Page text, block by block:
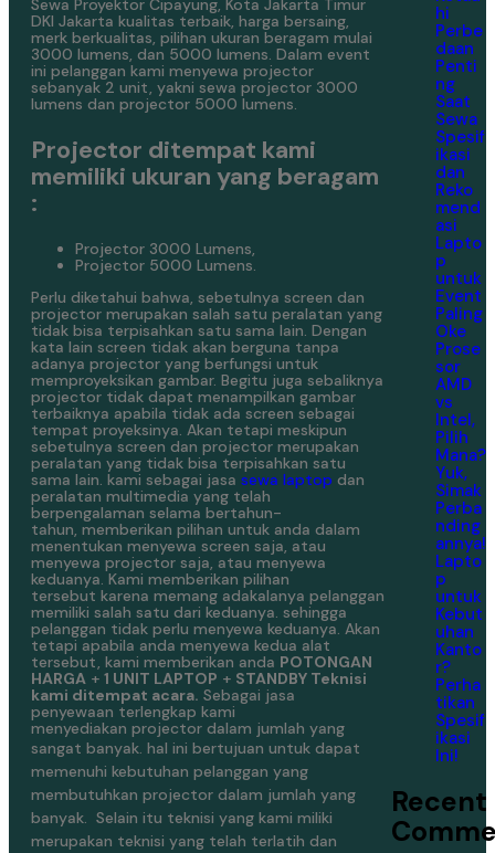
Sewa Proyektor Cipayung, Kota Jakarta Timur
DKI Jakarta kualitas terbaik, harga bersaing,
merk berkualitas, pilihan ukuran beragam mulai
3000 lumens, dan 5000 lumens. Dalam event
ini pelanggan kami menyewa projector
sebanyak 2 unit, yakni sewa projector 3000
lumens dan projector 5000 lumens.
Projector ditempat kami
memiliki ukuran yang beragam
:
Projector 3000 Lumens,
Projector 5000 Lumens.
Perlu diketahui bahwa, sebetulnya screen dan
projector merupakan salah satu peralatan yang
tidak bisa terpisahkan satu sama lain. Dengan
kata lain screen tidak akan berguna tanpa
adanya projector yang berfungsi untuk
memproyeksikan gambar. Begitu juga sebaliknya
projector tidak dapat menampilkan gambar
terbaiknya apabila tidak ada screen sebagai
tempat proyeksinya. Akan tetapi meskipun
sebetulnya screen dan projector merupakan
peralatan yang tidak bisa terpisahkan satu
sama lain. kami sebagai jasa sewa laptop dan
peralatan multimedia yang telah
berpengalaman selama bertahun-
tahun, memberikan pilihan untuk anda dalam
menentukan menyewa screen saja, atau
menyewa projector saja, atau menyewa
keduanya. Kami memberikan pilihan
tersebut karena memang adakalanya pelanggan
memiliki salah satu dari keduanya. sehingga
pelanggan tidak perlu menyewa keduanya. Akan
tetapi apabila anda menyewa kedua alat
tersebut, kami memberikan anda POTONGAN
HARGA + 1 UNIT LAPTOP + STANDBY Teknisi
kami ditempat acara. Sebagai jasa
penyewaan terlengkap kami
menyediakan projector dalam jumlah yang
sangat banyak. hal ini bertujuan untuk dapat
memenuhi kebutuhan pelanggan yang
membutuhkan projector dalam jumlah yang
banyak. Selain itu teknisi yang kami miliki
merupakan teknisi yang telah terlatih dan
hi
Perbe
daan
Penti
ng
Saat
Sewa
Spesif
ikasi
dan
Reko
mend
asi
Lapto
p
untuk
Event
Paling
Oke
Prose
sor
AMD
vs
Intel,
Pilih
Mana?
Yuk,
Simak
Perba
nding
annya!
Lapto
p
untuk
Kebut
uhan
Kanto
r?
Perha
tikan
Spesif
ikasi
Ini!
Recent